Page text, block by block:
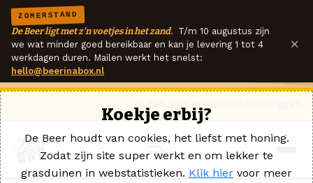
ZOMERSTAND
De Beer ligt met z'n voetjes in het zand. T/m 10 augustus zijn
we wat minder goed bereikbaar en kan je levering 1 tot 4
werkdagen duren. Mailen werkt het snelst:
hello@beerinabox.nl
×
Koekje erbij?
De Beer houdt van cookies, het liefst met honing.
Zodat zijn site super werkt en om lekker te
grasduinen in webstatistieken. Klik hier voor meer